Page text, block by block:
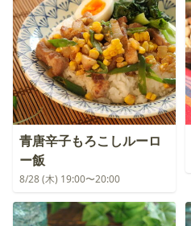
青唐辛子もろこしルーロ
ー飯
8/28 (木) 19:00〜20:00